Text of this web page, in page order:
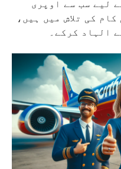
لیے سب سے اوپری
کی تلاش میں ہیں،
الہاد کرکے۔